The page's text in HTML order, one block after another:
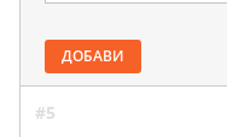
ДОБАВИ
#5